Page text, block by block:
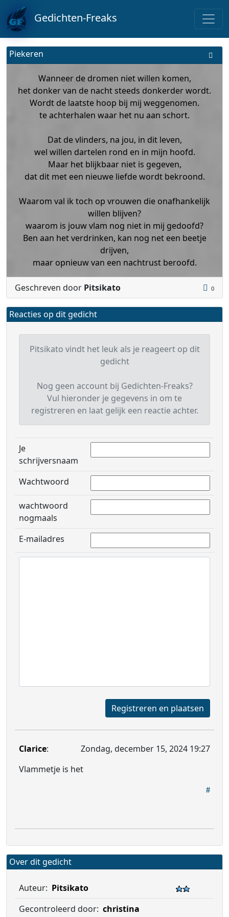
Gedichten-Freaks
Piekeren
Wanneer de dromen niet willen komen,
het donker van de nacht steeds donkerder wordt.
Wordt de laatste hoop bij mij weggenomen.
te achterhalen waar het nu aan schort.
Dat de vlinders, na jou, in dit leven,
wel willen dartelen rond en in mijn hoofd.
Maar het blijkbaar niet is gegeven,
dat dit met een nieuwe liefde wordt bekroond.
Waarom val ik toch op vrouwen die onafhankelijk
willen blijven?
waarom is jouw vlam nog niet in mij gedoofd?
Ben aan het verdrinken, kan nog net een beetje
drijven,
maar opnieuw van een nachtrust beroofd.
Geschreven door Pitsikato 0
Reacties op dit gedicht
Pitsikato vindt het leuk als je reageert op dit
gedicht
Nog geen account bij Gedichten-Freaks?
Vul hieronder je gegevens in om te
registreren en laat gelijk een reactie achter.
Je
schrijversnaam
Wachtwoord
wachtwoord
nogmaals
E-mailadres
Registreren en plaatsen
Clarice:
Zondag, december 15, 2024 19:27
Vlammetje is het
Over dit gedicht
Auteur: Pitsikato
Gecontroleerd door: christina